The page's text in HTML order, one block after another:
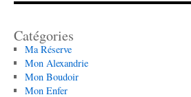
Catégories
Ma Réserve
Mon Alexandrie
Mon Boudoir
Mon Enfer